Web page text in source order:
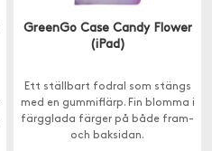
GreenGo Case Candy Flower
(iPad)
Ett ställbart fodral som stängs
med en gummiflärp. Fin blomma i
färgglada färger på både fram-
och baksidan.